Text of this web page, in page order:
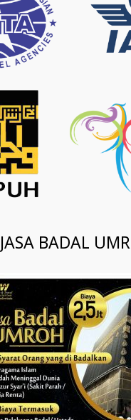
JASA BADAL